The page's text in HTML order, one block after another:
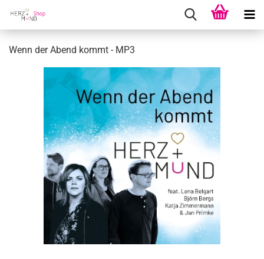
Wenn der Abend kommt - MP3